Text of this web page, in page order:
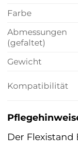
Farbe
Abmessungen
(gefaltet)
Gewicht
Kompatibilität
Der